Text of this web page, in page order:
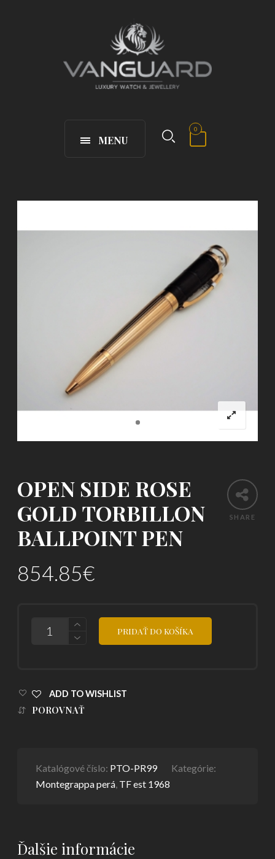
MENU
0
SHARE
OPEN SIDE ROSE
GOLD TORBILLON
BALLPOINT PEN
854.85€
PRIDAŤ DO KOŠÍKA
ADD TO WISHLIST
POROVNAŤ
Katalógové číslo: PTO-PR99
Kategórie:
Montegrappa perá TF est 1968
Ďalšie informácie